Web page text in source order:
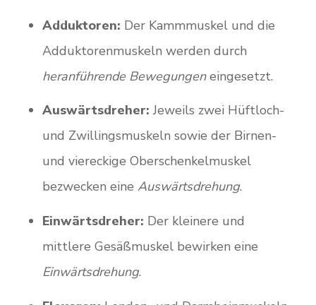
Adduktoren: Der Kammmuskel und die
Adduktorenmuskeln werden durch
heranführende Bewegungeneingesetzt.
Auswärtsdreher: Jeweils zwei Hüftloch-
und Zwillingsmuskeln sowie der Birnen-
und viereckige Oberschenkelmuskel
bezwecken eine Auswärtsdrehung.
Einwärtsdreher: Der kleinere und
mittlere Gesäßmuskel bewirken eine
Einwärtsdrehung.